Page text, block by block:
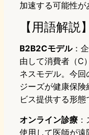
加速する可能性が
【用語解説】
B2B2Cモデル：
由して消費者（C
ネスモデル。今回
ジーズが健康保
ビス提供する形態
オンライン診療
使用して医師が